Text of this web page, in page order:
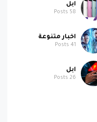
ابل
58
اخبار متنوعة
41
ابل
26